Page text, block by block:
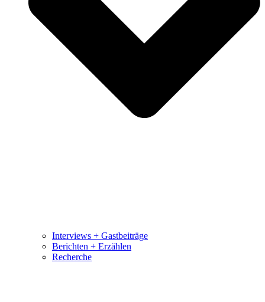
Interviews + Gastbeiträge
Berichten + Erzählen
Recherche